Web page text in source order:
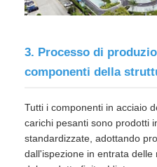
3. Processo di
componenti della
Tutti i componenti in acciaio
carichi pesanti sono prodotti
standardizzate, adottando
dall'ispezione in entrata